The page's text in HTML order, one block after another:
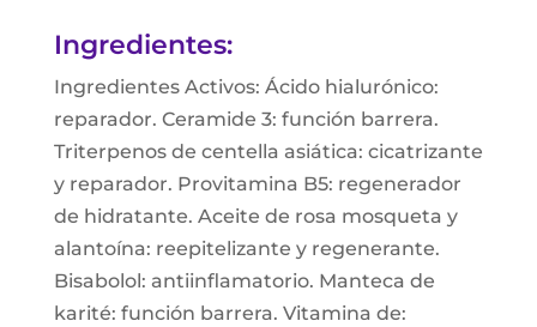
Ingredientes:
Ingredientes Activos: Ácido hialurónico:
reparador. Ceramide 3: función barrera.
Triterpenos de centella asiática: cicatrizante
y reparador. Provitamina B5: regenerador
de hidratante. Aceite de rosa mosqueta y
alantoína: reepitelizante y regenerante.
Bisabolol: antiinflamatorio. Manteca de
karité: función barrera. Vitamina de: